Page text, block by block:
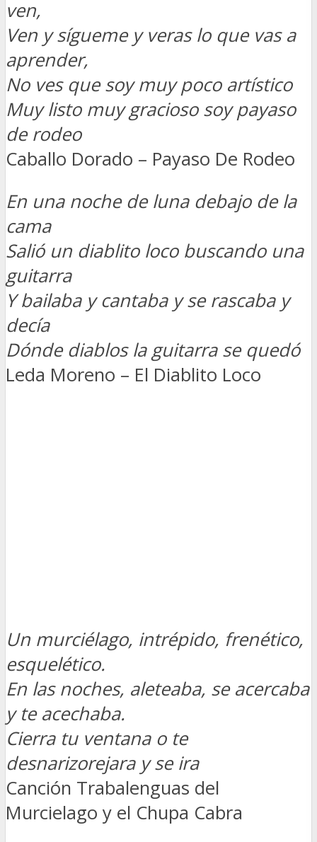
ven,
Ven y sígueme y veras lo que vas a
aprender,
No ves que soy muy poco artístico
Muy listo muy gracioso soy payaso
de rodeo
Caballo Dorado – Payaso De Rodeo
En una noche de luna debajo de la
cama
Salió un diablito loco buscando una
guitarra
Y bailaba y cantaba y se rascaba y
decía
Dónde diablos la guitarra se quedó
Leda Moreno – El Diablito Loco
Un murciélago, intrépido, frenético,
esquelético.
En las noches, aleteaba, se acercaba
y te acechaba.
Cierra tu ventana o te
desnarizorejara y se ira
Canción Trabalenguas del
Murcielago y el Chupa Cabra